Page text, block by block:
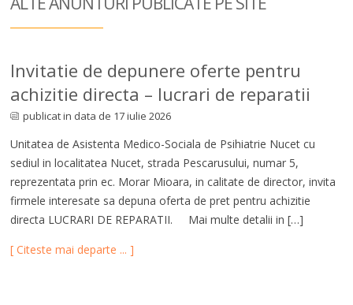
Invitatie de depunere oferte pentru
achizitie directa – lucrari de reparatii
publicat in data de 17 iulie 2026
Unitatea de Asistenta Medico-Sociala de Psihiatrie Nucet cu
sediul in localitatea Nucet, strada Pescarusului, numar 5,
reprezentata prin ec. Morar Mioara, in calitate de director, invita
firmele interesate sa depuna oferta de pret pentru achizitie
directa LUCRARI DE REPARATII. Mai multe detalii in […]
[ Citeste mai departe ... ]